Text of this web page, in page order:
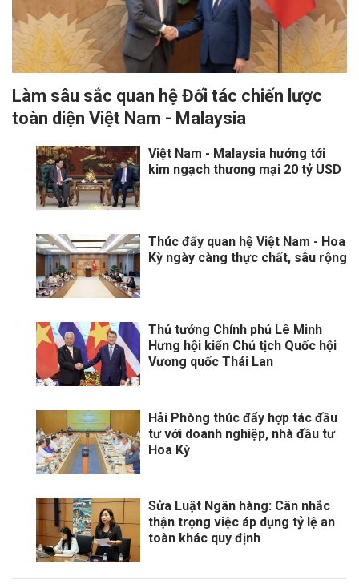
Làm sâu sắc quan hệ Đối tác chiến lược
toàn diện Việt Nam - Malaysia
Việt Nam - Malaysia hướng tới
kim ngạch thương mại 20 tỷ USD
Thúc đẩy quan hệ Việt Nam - Hoa
Kỳ ngày càng thực chất, sâu rộng
Thủ tướng Chính phủ Lê Minh
Hưng hội kiến Chủ tịch Quốc hội
Vương quốc Thái Lan
Hải Phòng thúc đẩy hợp tác đầu
tư với doanh nghiệp, nhà đầu tư
Hoa Kỳ
Sửa Luật Ngân hàng: Cân nhắc
thận trọng việc áp dụng tỷ lệ an
toàn khác quy định